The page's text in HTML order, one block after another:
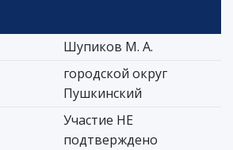
Шупиков М. А.
городской округ
Пушкинский
Участие НЕ
подтверждено